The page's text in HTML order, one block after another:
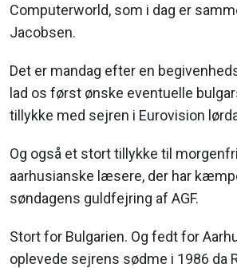
Computerworld, som i dag er
Jacobsen.
Det er mandag efter en
lad os først ønske eventuelle
tillykke med sejren i Eurovision
Og også et stort tillykke til
aarhusianske læsere, der har
søndagens guldfejring af AGF.
Stort for Bulgarien. Og fedt for
oplevede sejrens sødme i 1986 da